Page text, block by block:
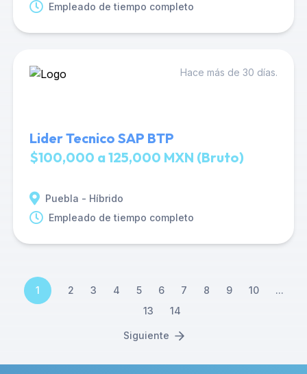
Empleado de tiempo completo
Hace más de 30 días.
Lider Tecnico SAP BTP
$100,000 a 125,000 MXN (Bruto)
Puebla - Híbrido
Empleado de tiempo completo
1 2 3 4 5 6 7 8 9 10
...
13
14
Siguiente